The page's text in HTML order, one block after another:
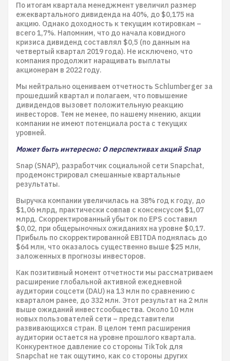
По итогам квартала менеджмент увеличил размер
ежеквартального дивиденда на 40%, до $0,175 на
акцию. Однако доходность к текущим котировкам –
всего 1,7%. Напомним, что до начала ковидного
кризиса дивиденд составлял $0,5 (по данным на
четвертый квартал 2019 года). Не исключено, что
компания продолжит наращивать выплаты
акционерам в 2022 году.
Мы нейтрально оцениваем отчетность Schlumberger за
прошедший квартал и полагаем, что повышение
дивидендов вызовет положительную реакцию
инвесторов. Тем не менее, по нашему мнению, акции
компании не имеют потенциала роста с текущих
уровней.
Может быть интересно: О перспективах акций Snap
Snap (SNAP), разработчик социальной сети Snapchat,
продемонстрировал смешанные квартальные
результаты.
Выручка компании увеличилась на 38% год к году, до
$1,06 млрд, практически совпав с консенсусом $1,07
млрд. Скорректированный убыток по EPS составил
$0,02, при общерыночных ожиданиях на уровне $0,17.
Прибыль по скорректированной EBITDA поднялась до
$64 млн, что оказалось существенно выше $25 млн,
заложенных в прогнозы инвесторов.
Как позитивный момент отчетности мы рассматриваем
расширение глобальной активной ежедневной
аудитории соцсети (DAU) на 13 млн по сравнению с
кварталом ранее, до 332 млн. Этот результат на 2 млн
выше ожиданий инвестсообщества. Около 10 млн
новых пользователей сети – представители
развивающихся стран. В целом темп расширения
аудитории остается на уровне прошлого квартала.
Конкурентное давление со стороны TikTok для
Snapchat не так ощутимо, как со стороны других